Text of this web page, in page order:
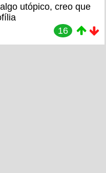
utópico, creo que
16